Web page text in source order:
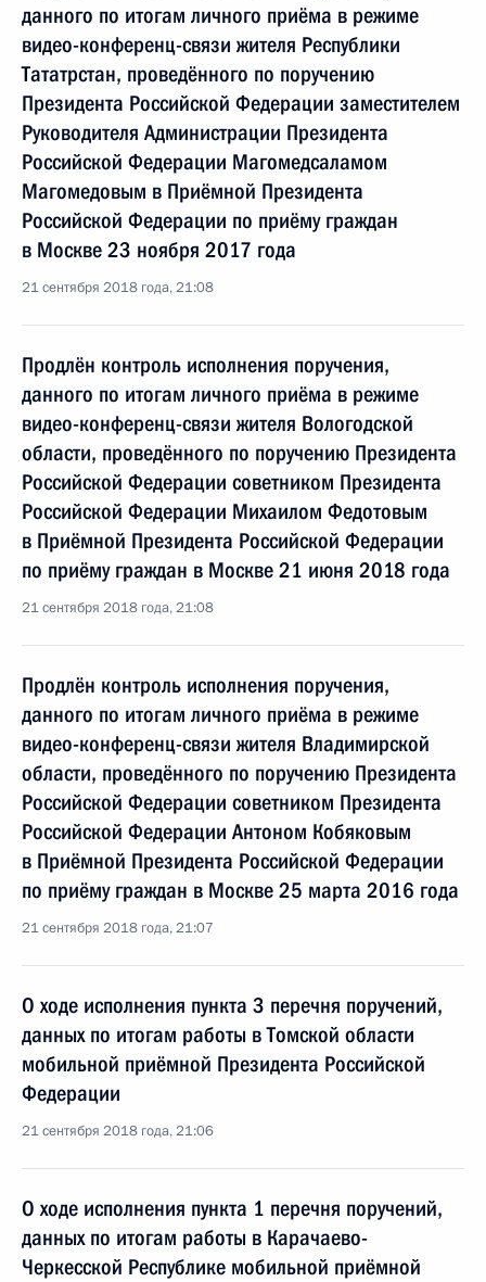
данного по итогам личного приёма в режиме
видео-конференц-связи жителя Республики
Тататрстан, проведённого по поручению
Президента Российской Федерации заместителем
Руководителя Администрации Президента
Российской Федерации Магомедсаламом
Магомедовым в Приёмной Президента
Российской Федерации по приёму граждан
в Москве 23 ноября 2017 года
21 сентября 2018 года, 21:08
Продлён контроль исполнения поручения,
данного по итогам личного приёма в режиме
видео-конференц-связи жителя Вологодской
области, проведённого по поручению Президента
Российской Федерации советником Президента
Российской Федерации Михаилом Федотовым
в Приёмной Президента Российской Федерации
по приёму граждан в Москве 21 июня 2018 года
21 сентября 2018 года, 21:08
Продлён контроль исполнения поручения,
данного по итогам личного приёма в режиме
видео-конференц-связи жителя Владимирской
области, проведённого по поручению Президента
Российской Федерации советником Президента
Российской Федерации Антоном Кобяковым
в Приёмной Президента Российской Федерации
по приёму граждан в Москве 25 марта 2016 года
21 сентября 2018 года, 21:07
О ходе исполнения пункта 3 перечня поручений,
данных по итогам работы в Томской области
мобильной приёмной Президента Российской
Федерации
21 сентября 2018 года, 21:06
О ходе исполнения пункта 1 перечня поручений,
данных по итогам работы в Карачаево-
Черкесской Республике мобильной приёмной